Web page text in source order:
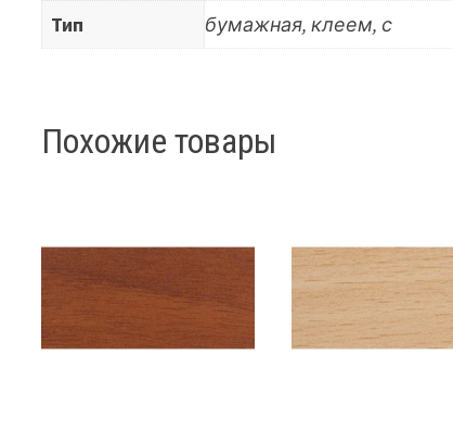
Тип
бумажная, клеем, с
Похожие товары